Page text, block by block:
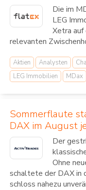
Die im
LEG
Xetra auf
relevanten
Aktien Analysten
LEG Immobilien
MDax
Sommerflaute
DAX im August
Der
Ohne
schaltete der DAX in
schloss nahezu